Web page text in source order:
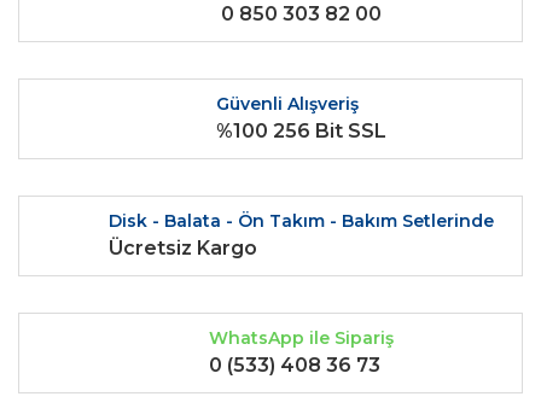
0 850 303 82 00
Güvenli Alışveriş
%100 256 Bit SSL
Disk - Balata - Ön Takım - Bakım Setlerinde
Ücretsiz Kargo
WhatsApp ile Sipariş
0 (533) 408 36 73